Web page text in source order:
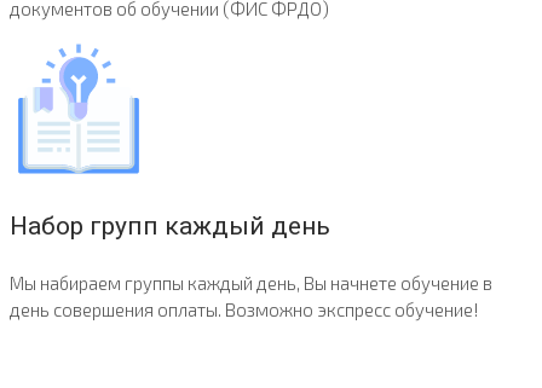
документов об обучении (ФИС ФРДО)
Набор групп каждый день
Мы набираем группы каждый день, Вы начнете обучение в
день совершения оплаты. Возможно экспресс обучение!